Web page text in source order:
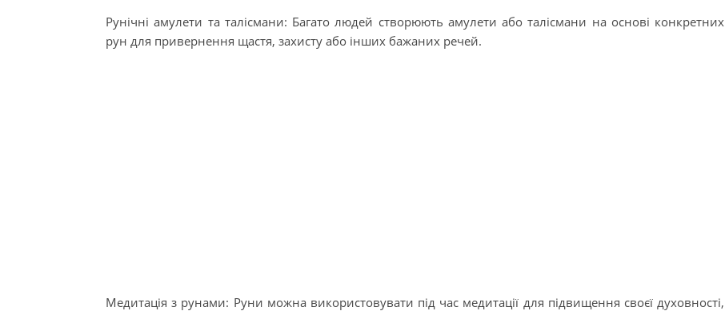
Рунічні амулети та талісмани: Багато людей створюють амулети або талісмани на основі конкретних
рун для привернення щастя, захисту або інших бажаних речей.
Медитація з рунами: Руни можна використовувати під час медитації для підвищення своєї духовності,